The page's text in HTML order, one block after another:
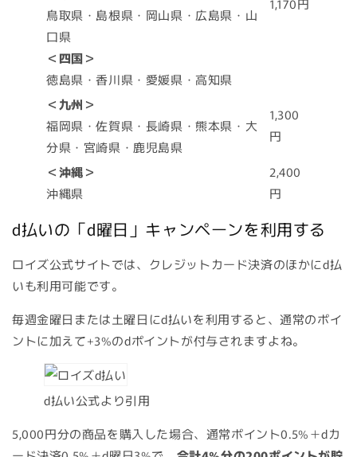
鳥取県・島根県・岡山県・広島県・山
口県
＜四国＞
徳島県・香川県・愛媛県・高知県
＜九州＞
福岡県・佐賀県・長崎県・熊本県・大
分県・宮崎県・鹿児島県
1,300
円
＜沖縄＞
沖縄県
2,400
円
d払いの「d曜日」キャンペーンを利用する
ロイズ公式サイトでは、クレジットカード決済のほかにd払
いも利用可能です。
毎週金曜日または土曜日にd払いを利用すると、通常のポイ
ントに加えて+3%のdポイントが付与されますよね。
d払い公式より引用
5,000円分の商品を購入した場合、通常ポイント0.5%＋dカ